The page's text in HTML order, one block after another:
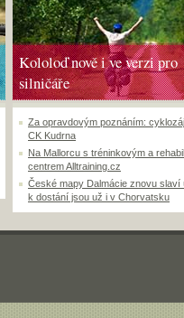
Kololoď nově i ve verzi pro
silničáře
Za opravdovým poznáním:
CK Kudrna
Na Mallorcu s tréninkovým a
centrem Alltraining.cz
České mapy Dalmácie znovu slaví
k dostání jsou už i v Chorvatsku